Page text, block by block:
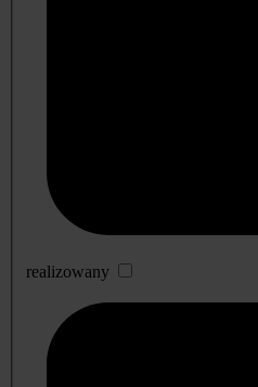
realizowany